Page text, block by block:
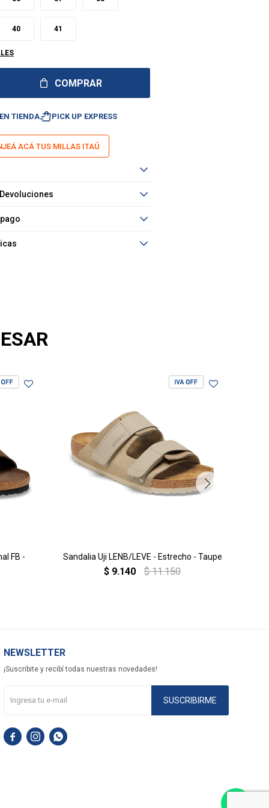
40 41
COMPRAR
TIENDAshopping_bag_speedPICK UP EXPRESS
ACÁ TUS MILLAS ITAÚ
FB - Sandalia Uji LENB/LEVE - Estrecho - Taupe
$ 9.140 $ 11.150
NEWSLETTER
¡Suscribite y recibí todas nuestras novedades!
SUSCRIBIRME
  